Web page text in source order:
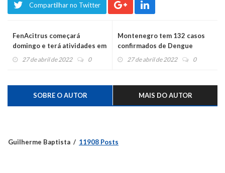
Compartilhar no Twitter
FenAcitrus começará
domingo e terá atividades em
todo o mês de maio
27 de abril de 2022 0
Montenegro tem 132 casos
confirmados de Dengue
27 de abril de 2022 0
SOBRE O AUTOR MAIS DO AUTOR
Guilherme Baptista 11908 Posts